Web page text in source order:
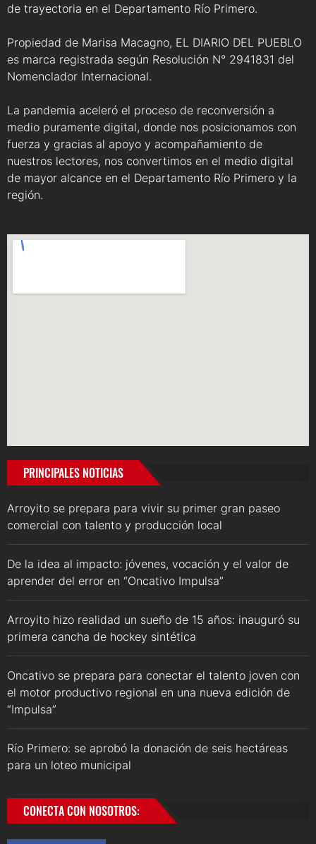
de trayectoria en el Departamento Río Primero.
Propiedad de Marisa Macagno, EL DIARIO DEL PUEBLO
es marca registrada según Resolución N° 2941831 del
Nomenclador Internacional.
La pandemia aceleró el proceso de reconversión a
medio puramente digital, donde nos posicionamos con
fuerza y gracias al apoyo y acompañamiento de
nuestros lectores, nos convertimos en el medio digital
de mayor alcance en el Departamento Río Primero y la
región.
PRINCIPALES NOTICIAS
Arroyito se prepara para vivir su primer gran paseo
comercial con talento y producción local
De la idea al impacto: jóvenes, vocación y el valor de
aprender del error en “Oncativo Impulsa”
Arroyito hizo realidad un sueño de 15 años: inauguró su
primera cancha de hockey sintética
Oncativo se prepara para conectar el talento joven con
el motor productivo regional en una nueva edición de
“Impulsa”
Río Primero: se aprobó la donación de seis hectáreas
para un loteo municipal
CONECTA CON NOSOTROS: